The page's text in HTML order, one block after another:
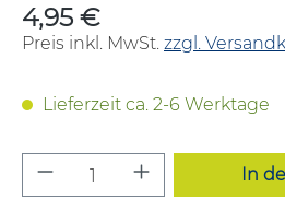
Regulärer Preis:
4,95 €
Preis inkl. MwSt. zzgl.
Lieferzeit ca. 2-6 Werktage
Produkt Anzahl: Gib
In